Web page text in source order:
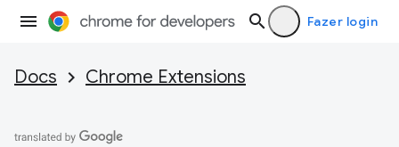
Fazer login
Docs Chrome Extensions